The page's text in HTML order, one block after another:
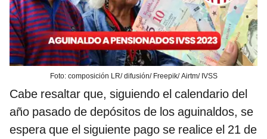
Foto: composición LR/ difusión/ Freepik/ Airtm/ IVSS
Cabe resaltar que, siguiendo el calendario del
año pasado de depósitos de los aguinaldos, se
espera que el siguiente pago se realice el 21 de